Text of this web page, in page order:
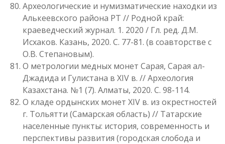
Археологические и нумизматические находки из
Алькеевского района РТ // Родной край:
краеведческий журнал. 1. 2020 / Гл. ред. Д.М.
Исхаков. Казань, 2020. С. 77-81. (в соавторстве с
О.В. Степановым).
О метрологии медных монет Сарая, Сарая ал-
Джадида и Гулистана в XIV в. // Археология
Казахстана. №1 (7). Алматы, 2020. С. 98-114.
О кладе ордынских монет XIV в. из окрестностей
г. Тольятти (Самарская область) // Татарские
населенные пункты: история, современность и
перспективы развития (городская слобода и